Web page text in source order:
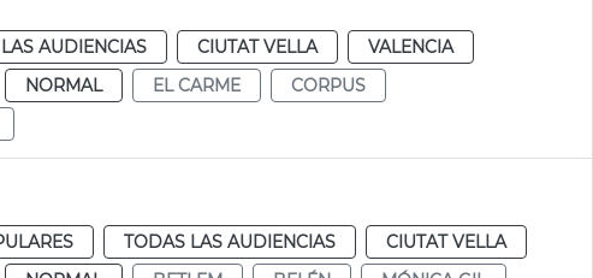
AUDIENCIAS CIUTAT VELLA
VALENCIA
NORMAL EL CARME
CORPUS
TODAS LAS AUDIENCIAS
CIUTAT VELLA